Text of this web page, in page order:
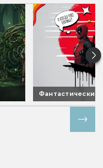
Фантастические